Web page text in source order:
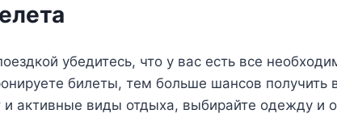
убедитесь, что у вас есть все
билеты, тем больше шансов получить
активные виды отдыха, выбирайте одежду и